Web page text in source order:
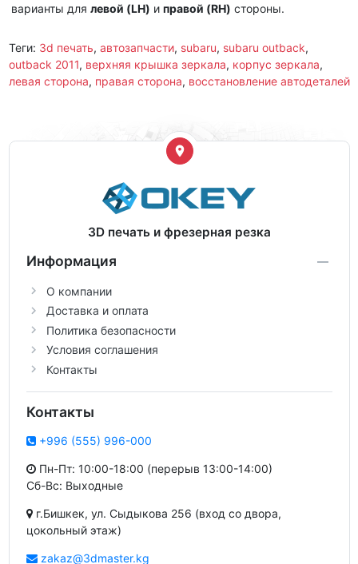
варианты для левой (LH) и правой (RH) стороны.
Теги: 3d печать, автозапчасти, subaru, subaru outback,
outback 2011, верхняя крышка зеркала, корпус зеркала,
левая сторона, правая сторона, восстановление автодеталей
3D печать и фрезерная резка
Информация
О компании
Доставка и оплата
Политика безопасности
Условия соглашения
Контакты
Контакты
+996 (555) 996-000
Пн-Пт: 10:00-18:00 (перерыв 13:00-14:00)
Сб-Вс: Выходные
г.Бишкек, ул. Сыдыкова 256 (вход со двора,
цокольный этаж)
zakaz@3dmaster.kg